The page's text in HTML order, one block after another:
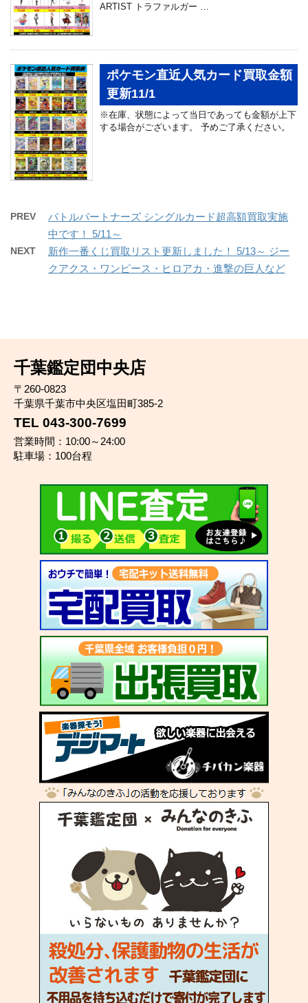
ARTIST トラファルガー …
ポケモン直近人気カード買取金額
更新11/1
※在庫、状態によって当日であっても金額が上下
する場合がございます。 予めご了承ください。
PREV
バトルパートナーズ シングルカード超高額買取実施
中です！ 5/11～
NEXT
新作一番くじ買取リスト更新しました！ 5/13～ ジー
クアクス・ワンピース・ヒロアカ・進撃の巨人など
千葉鑑定団中央店
〒260-0823
千葉県千葉市中央区塩田町385-2
TEL 043-300-7699
営業時間：10:00～24:00
駐車場：100台程